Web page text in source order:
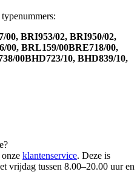
00, BRI953/02, BRI950/02,
00, BRL159/00BRE718/00,
00BHD723/10, BHD839/10,
klantenservice. Deze is
vrijdag tussen 8.00–20.00 uur en